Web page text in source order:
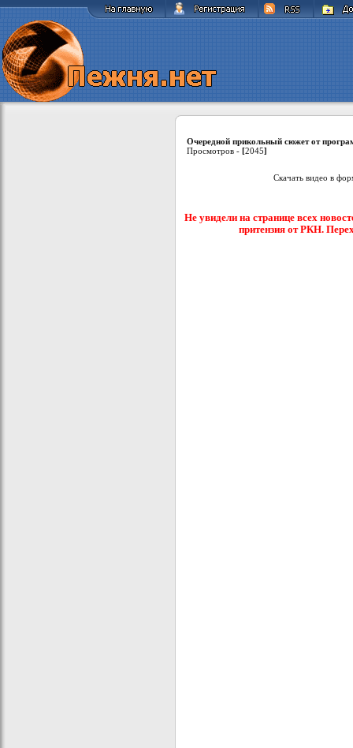
Очередной прикольный сюжет от
Просмотров - [2045]
Скачать видео в
Не увидели на странице всех
притензия от РКН.